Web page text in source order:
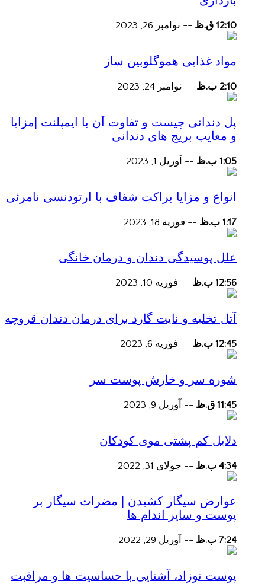
12:10 ق.ظ -- نوامبر 26, 2023
مواد غذایی هموگلوبین ساز
2:10 ب.ظ -- نوامبر 24, 2023
پل دندانی چیست و تفاوت آن با ایمپلنت |مزایا
و معایب بریج های دندانی
1:05 ب.ظ -- آوریل 1, 2023
انواع و مزایا براکت شفاف با ارتودنسی نامرئی
1:17 ب.ظ -- فوریه 18, 2023
علل پوسیدگی دندان و درمان خانگی
12:56 ب.ظ -- فوریه 10, 2023
آتل تخلیه و نایت گارد برای درمان دندان قروچه
12:45 ب.ظ -- فوریه 6, 2023
شوره سر و خارش پوست سر
11:45 ق.ظ -- آوریل 9, 2023
دلایل کم پشتی موی کودکان
4:34 ب.ظ -- جولای 31, 2022
عوارض سیگار کشیدن | مضرات سیگار بر
پوست و سایر اندام ها
7:24 ب.ظ -- آوریل 29, 2022
پوست نوزاد، آشنایی با حساسیت ها و مراقبت